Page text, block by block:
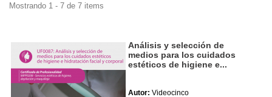
Mostrando 1 - 7 de 7 items
Análisis y selección de
medios para los cuidados
estéticos de higiene e...
Autor: Videocinco